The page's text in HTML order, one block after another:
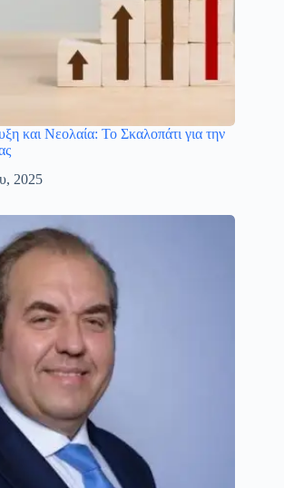
και Νεολαία: Το Σκαλοπάτι για την
2025